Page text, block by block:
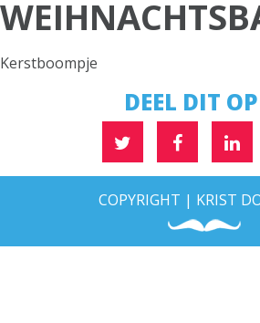
Kerstboompje
DEEL DIT OP
COPYRIGHT | KRIST